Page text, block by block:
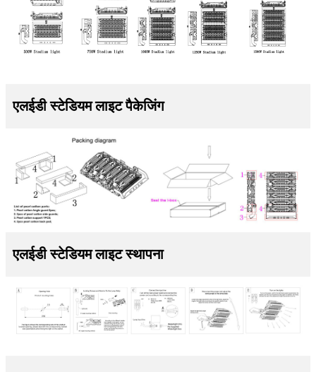
एलईडी स्टेडियम लाइट पैकेजिंग
एलईडी स्टेडियम लाइट स्थापना